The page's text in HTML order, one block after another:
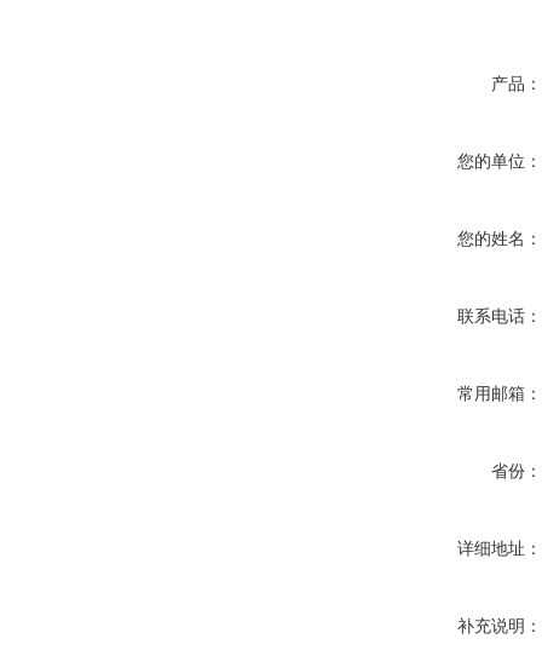
产品：
您的单位：
您的姓名：
联系电话：
常用邮箱：
省份：
详细地址：
补充说明：